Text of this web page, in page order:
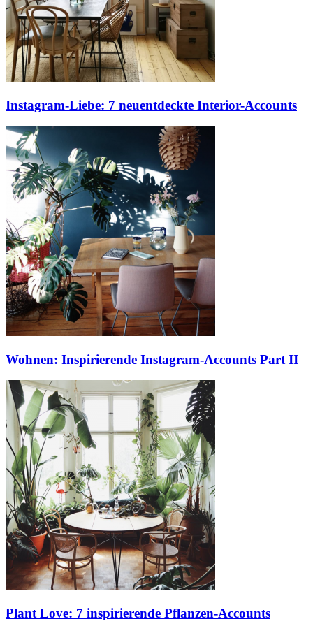
Instagram-Liebe: 7 neuentdeckte Interior-Accounts
Wohnen: Inspirierende Instagram-Accounts Part II
Plant Love: 7 inspirierende Pflanzen-Accounts